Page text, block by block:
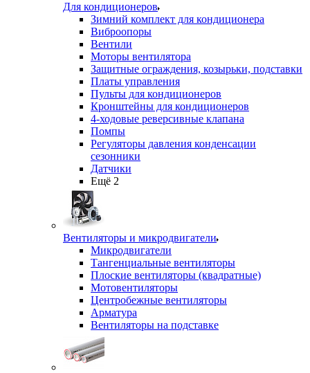
Для кондиционеров
Зимний комплект для кондиционера
Виброопоры
Вентили
Моторы вентилятора
Защитные ограждения, козырьки, подставки
Платы управления
Пульты для кондиционеров
Кронштейны для кондиционеров
4-ходовые реверсивные клапана
Помпы
Регуляторы давления конденсации
сезонники
Датчики
Ещё 2
Вентиляторы и микродвигатели
Микродвигатели
Тангенциальные вентиляторы
Плоские вентиляторы (квадратные)
Мотовентиляторы
Центробежные вентиляторы
Арматура
Вентиляторы на подставке